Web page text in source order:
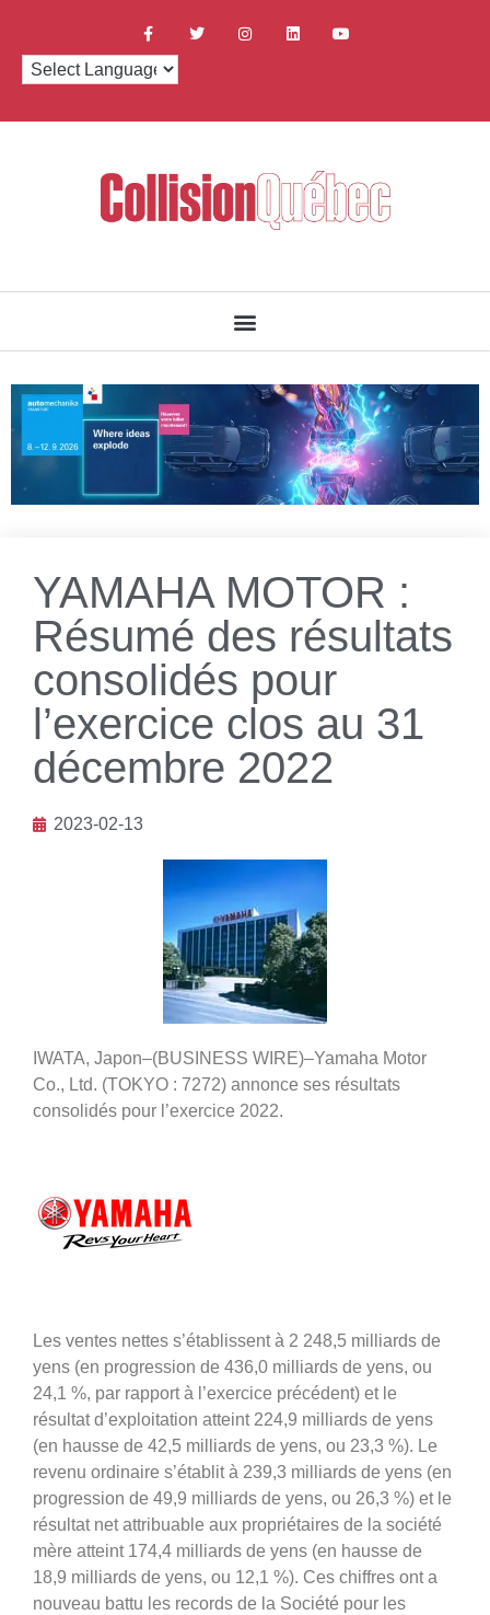
YAMAHA MOTOR :
Résumé des résultats
consolidés pour
l’exercice clos au 31
décembre 2022
2023-02-13
IWATA, Japon–(BUSINESS WIRE)–Yamaha Motor
Co., Ltd. (TOKYO : 7272) annonce ses résultats
consolidés pour l’exercice 2022.
Les ventes nettes s’établissent à 2 248,5 milliards de
yens (en progression de 436,0 milliards de yens, ou
24,1 %, par rapport à l’exercice précédent) et le
résultat d’exploitation atteint 224,9 milliards de yens
(en hausse de 42,5 milliards de yens, ou 23,3 %). Le
revenu ordinaire s’établit à 239,3 milliards de yens (en
progression de 49,9 milliards de yens, ou 26,3 %) et le
résultat net attribuable aux propriétaires de la société
mère atteint 174,4 milliards de yens (en hausse de
18,9 milliards de yens, ou 12,1 %). Ces chiffres ont a
nouveau battu les records de la Société pour les